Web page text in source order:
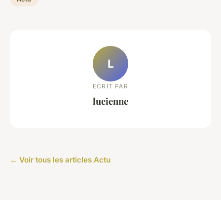
L
ECRIT PAR
lucienne
← Voir tous les articles Actu